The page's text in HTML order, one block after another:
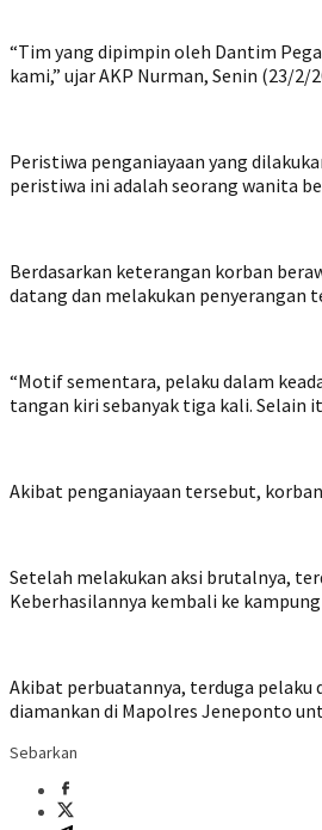
“Tim yang dipimpin oleh Dantim
kami,” ujar AKP Nurman, Senin (23/2/
Peristiwa penganiayaan yang
peristiwa ini adalah seorang wanita
Berdasarkan keterangan korban
datang dan melakukan penyerangan
“Motif sementara, pelaku dalam
tangan kiri sebanyak tiga kali. Selain
Akibat penganiayaan tersebut,
Setelah melakukan aksi brutalnya,
Keberhasilannya kembali ke
Akibat perbuatannya, terduga pelaku
diamankan di Mapolres Jeneponto
Sebarkan